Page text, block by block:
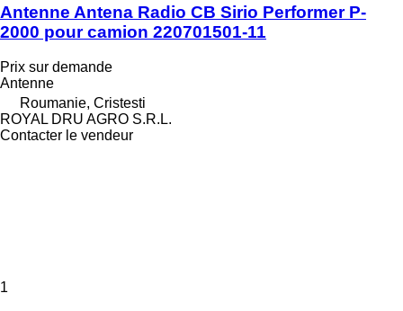
Antenne Antena Radio CB Sirio Performer P-
2000 pour camion 220701501-11
Prix sur demande
Antenne
Roumanie, Cristesti
ROYAL DRU AGRO S.R.L.
Contacter le vendeur
1